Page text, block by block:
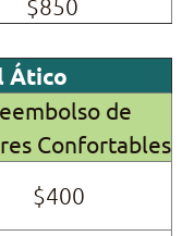
$850
Ático
de
Confortables
$400